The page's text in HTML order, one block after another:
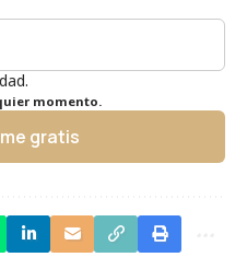
momento.
gratis